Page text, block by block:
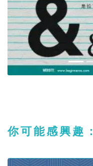
你可能感興趣：